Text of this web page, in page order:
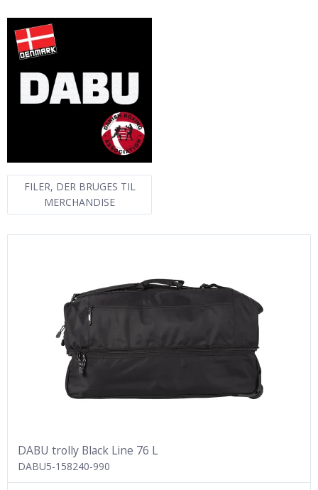
FILER, DER BRUGES TIL
MERCHANDISE
DABU trolly Black Line 76 L
DABU5-158240-990